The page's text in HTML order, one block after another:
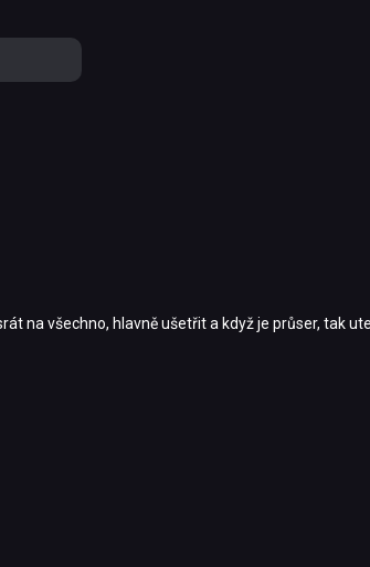
na všechno, hlavně ušetřit a když je průser, tak